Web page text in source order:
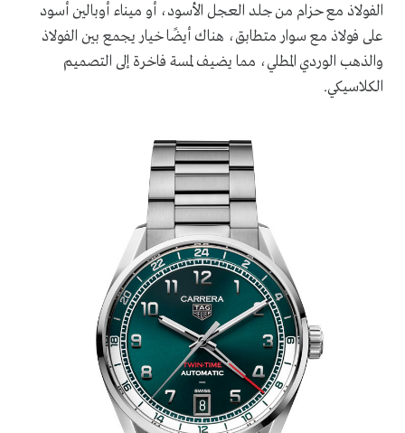
الفولاذ مع حزام من جلد العجل الأسود، أو ميناء أوبالين أسود
على فولاذ مع سوار متطابق، هناك أيضًا خيار يجمع بين الفولاذ
والذهب الوردي المطلي، مما يضيف لمسة فاخرة إلى التصميم
الكلاسيكي.